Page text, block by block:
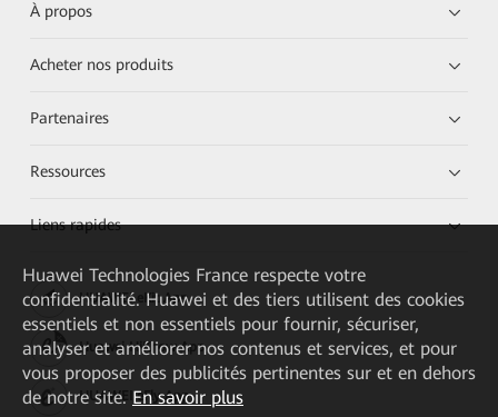
À propos
Acheter nos produits
Partenaires
Ressources
Liens rapides
HUAWEI eKit App
Huawei HiKnow App
HUAWEI eFly App
Huawei Technologies France respecte votre
confidentialité. Huawei et des tiers utilisent des cookies
essentiels et non essentiels pour fournir, sécuriser,
analyser et améliorer nos contenus et services, et pour
vous proposer des publicités pertinentes sur et en dehors
de notre site. En savoir plus